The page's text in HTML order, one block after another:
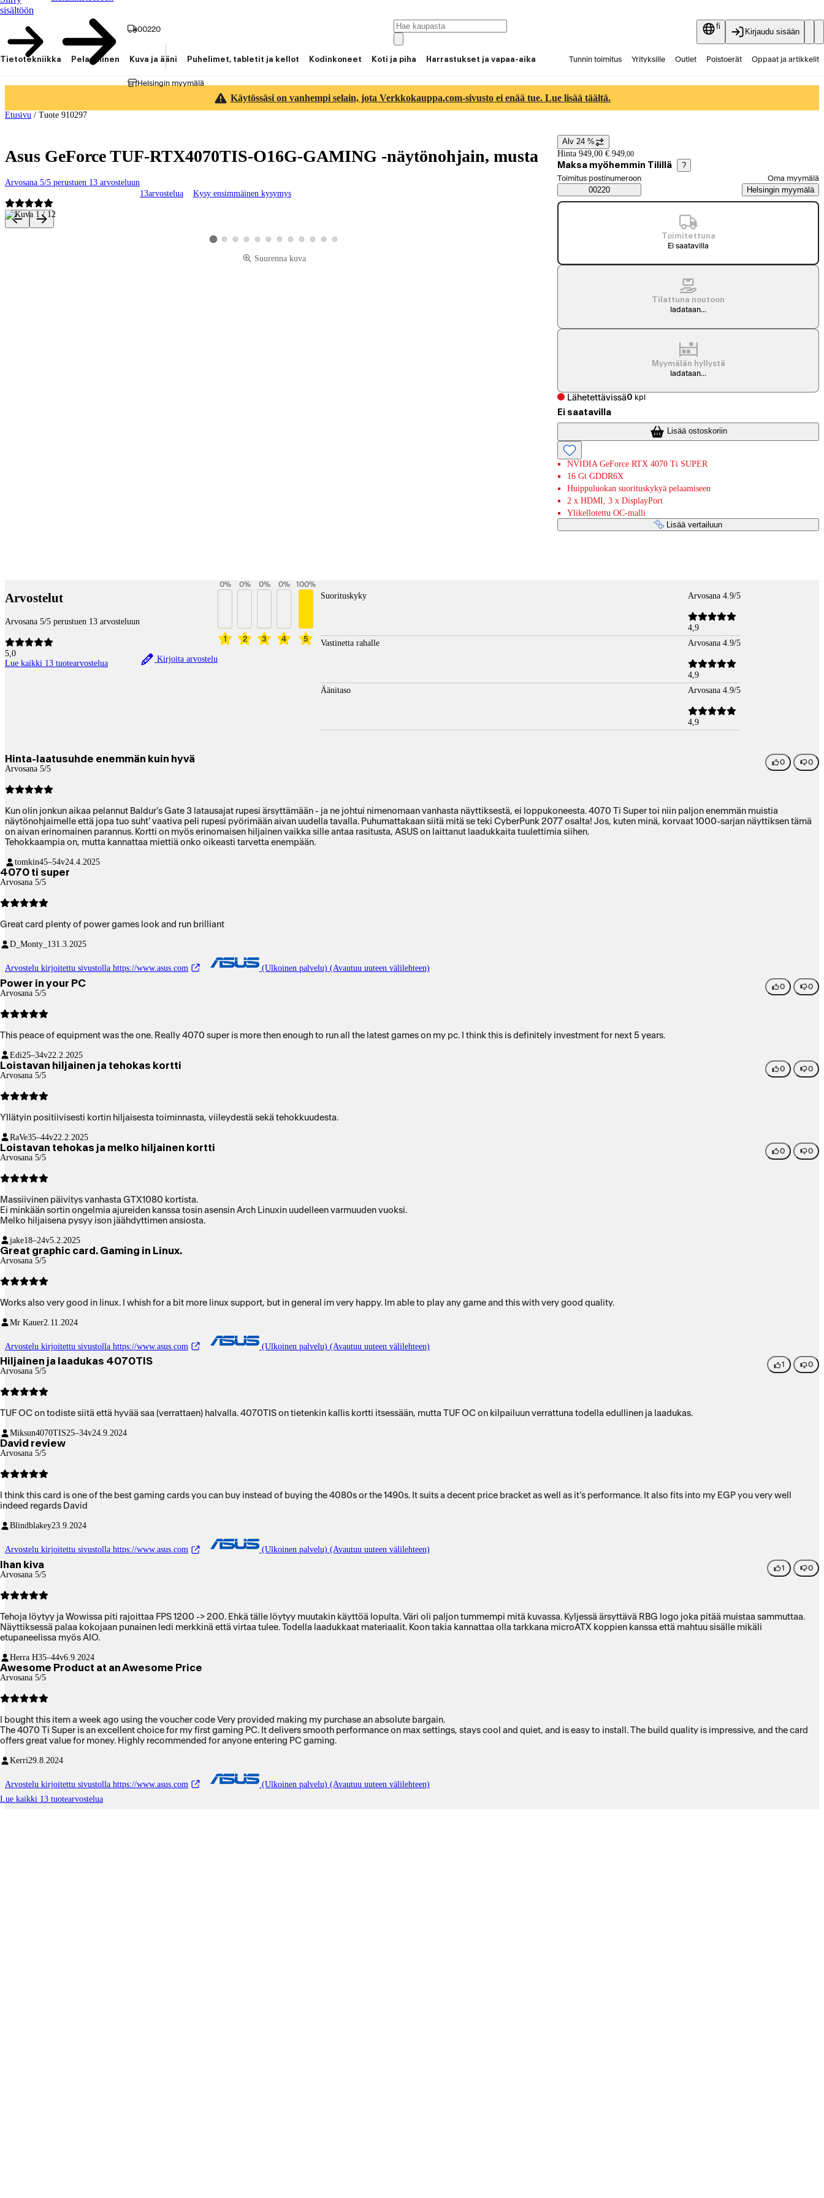
sisältöön
00220
Helsingin myymälä
fi
Kirjaudu sisään
Tietotekniikka Pelaaminen Kuva ja ääni Puhelimet, tabletit ja kellot Kodinkoneet Koti ja piha Harrastukset ja vapaa-aika Tunnin toimitus Yrityksille Outlet Poistoerät Oppaat ja artikkelit
Käytössäsi on vanhempi selain, jota Verkkokauppa.com-sivusto ei enää tue. Lue lisää täältä.
Etusivu / Tuote 910297
Asus GeForce TUF-RTX4070TIS-O16G-GAMING -näytönohjain, musta
Arvosana 5/5 perustuen 13 arvosteluun
13arvostelua Kysy ensimmäinen kysymys
Tuotteen kuvat ja videot
Katso tuotekuva 1
Katso tuotekuva 2
Katso tuotekuva 3
Katso tuotekuva 4
Katso tuotekuva 5
Katso tuotekuva 6
Katso tuotekuva 7
Katso tuotekuva 8
Katso tuotekuva 9
Katso tuotekuva 10
Katso tuotekuva 11
Katso tuotekuva 12
Suurenna kuva
Hintatiedot
Alv 24 %
Hinta 949,00 €.949,00
Maksa myöhemmin Tilillä ?
Saatavuustiedot
Valitse tilaustapa
Toimitus postinumeroon
00220
Oma myymälä
Helsingin myymälä
Toimitettuna
Ei saatavilla
Tilattuna noutoon
ladataan...
Myymälän hyllystä
ladataan...
Lähetettävissä0 kpl
Ei saatavilla
Lisää ostoskoriin
NVIDIA GeForce RTX 4070 Ti SUPER
16 Gt GDDR6X
Huippuluokan suorituskykyä pelaamiseen
2 x HDMI, 3 x DisplayPort
Ylikellotettu OC-malli
Lisää vertailuun
Arvostelut
Arvosana 5/5 perustuen 13 arvosteluun
5,0
Lue kaikki 13 tuotearvostelua
Kirjoita arvostelu
1
0%
2
0%
3
0%
4
0%
5
100%
Suorituskyky Arvosana 4.9/5
4,9
Vastinetta rahalle
Arvosana 4.9/5
4,9
Äänitaso
Arvosana 4.9/5
4,9
Hinta-laatusuhde enemmän kuin hyvä
Arvosana 5/5
0 0
Kun olin jonkun aikaa pelannut Baldur's Gate 3 latausajat rupesi ärsyttämään - ja ne johtui nimenomaan vanhasta näyttiksestä, ei loppukoneesta. 4070 Ti Super toi niin paljon enemmän muistia
näytönohjaimelle että jopa tuo suht' vaativa peli rupesi pyörimään aivan uudella tavalla. Puhumattakaan siitä mitä se teki CyberPunk 2077 osalta! Jos, kuten minä, korvaat 1000-sarjan näyttiksen tämä
on aivan erinomainen parannus. Kortti on myös erinomaisen hiljainen vaikka sille antaa rasitusta, ASUS on laittanut laadukkaita tuulettimia siihen.
Tehokkaampia on, mutta kannattaa miettiä onko oikeasti tarvetta enempään.
tomkin45–54v24.4.2025
4070 ti super
Arvosana 5/5
Great card plenty of power games look and run brilliant
D_Monty_131.3.2025
Arvostelu kirjoitettu sivustolla https://www.asus.com (Ulkoinen palvelu) (Avautuu uuteen välilehteen)
Power in your PC
Arvosana 5/5
0 0
This peace of equipment was the one. Really 4070 super is more then enough to run all the latest games on my pc. I think this is definitely investment for next 5 years.
Edi25–34v22.2.2025
Loistavan hiljainen ja tehokas kortti
Arvosana 5/5
0 0
Yllätyin positiivisesti kortin hiljaisesta toiminnasta, viileydestä sekä tehokkuudesta.
RaVe35–44v22.2.2025
Loistavan tehokas ja melko hiljainen kortti
Arvosana 5/5
0 0
Massiivinen päivitys vanhasta GTX1080 kortista.
Ei minkään sortin ongelmia ajureiden kanssa tosin asensin Arch Linuxin uudelleen varmuuden vuoksi.
Melko hiljaisena pysyy ison jäähdyttimen ansiosta.
jake18–24v5.2.2025
Great graphic card. Gaming in Linux.
Arvosana 5/5
Works also very good in linux. I whish for a bit more linux support, but in general im very happy. Im able to play any game and this with very good quality.
Mr Kauer2.11.2024
Arvostelu kirjoitettu sivustolla https://www.asus.com (Ulkoinen palvelu) (Avautuu uuteen välilehteen)
Hiljainen ja laadukas 4070TIS
Arvosana 5/5
1 0
TUF OC on todiste siitä että hyvää saa (verrattaen) halvalla. 4070TIS on tietenkin kallis kortti itsessään, mutta TUF OC on kilpailuun verrattuna todella edullinen ja laadukas.
Miksun4070TIS25–34v24.9.2024
David review
Arvosana 5/5
I think this card is one of the best gaming cards you can buy instead of buying the 4080s or the 1490s. It suits a decent price bracket as well as it’s performance. It also fits into my EGP you very well
indeed regards David
Blindblakey23.9.2024
Arvostelu kirjoitettu sivustolla https://www.asus.com (Ulkoinen palvelu) (Avautuu uuteen välilehteen)
Ihan kiva
Arvosana 5/5
1 0
Tehoja löytyy ja Wowissa piti rajoittaa FPS 1200 -> 200. Ehkä tälle löytyy muutakin käyttöä lopulta. Väri oli paljon tummempi mitä kuvassa. Kyljessä ärsyttävä RBG logo joka pitää muistaa sammuttaa.
Näyttiksessä palaa kokojaan punainen ledi merkkinä että virtaa tulee. Todella laadukkaat materiaalit. Koon takia kannattaa olla tarkkana microATX koppien kanssa että mahtuu sisälle mikäli
etupaneelissa myös AIO.
Herra H35–44v6.9.2024
Awesome Product at an Awesome Price
Arvosana 5/5
I bought this item a week ago using the voucher code Very provided making my purchase an absolute bargain.
The 4070 Ti Super is an excellent choice for my first gaming PC. It delivers smooth performance on max settings, stays cool and quiet, and is easy to install. The build quality is impressive, and the card
offers great value for money. Highly recommended for anyone entering PC gaming.
Kerri29.8.2024
Arvostelu kirjoitettu sivustolla https://www.asus.com
(Ulkoinen palvelu) (Avautuu uuteen välilehteen)
Lue kaikki 13 tuotearvostelua